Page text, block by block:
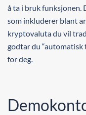
å ta i bruk funksjonen.
som inkluderer blant
kryptovaluta du vil
godtar du “automatisk
for deg.